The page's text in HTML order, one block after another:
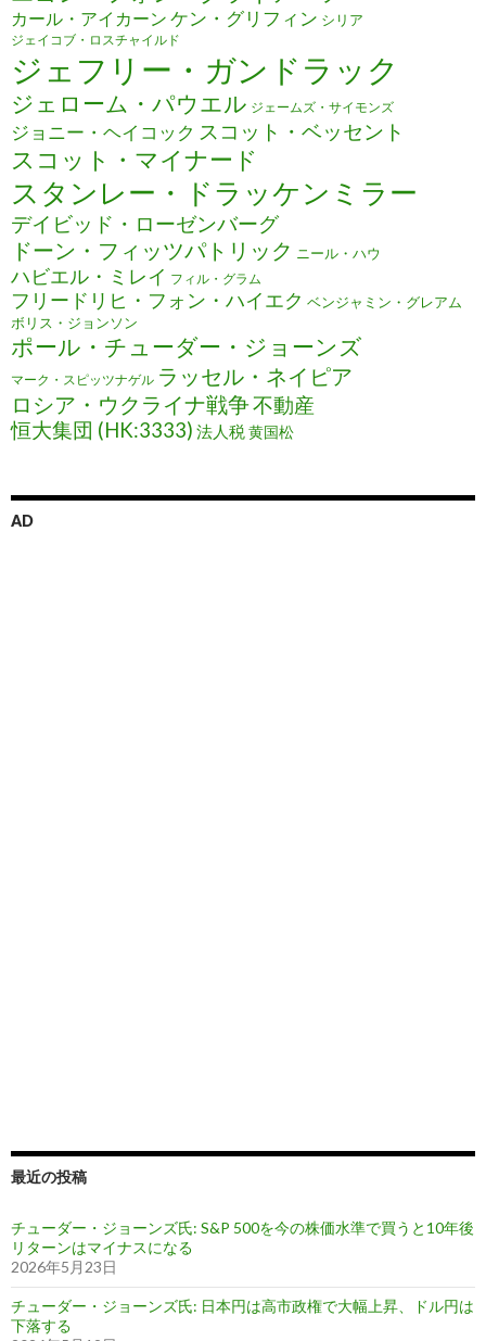
カール・アイカーン ケン・グリフィン シリア
ジェイコブ・ロスチャイルド
ジェフリー・ガンドラック
ジェローム・パウエル ジェームズ・サイモンズ
ジョニー・ヘイコック スコット・ベッセント
スコット・マイナード
スタンレー・ドラッケンミラー
デイビッド・ローゼンバーグ
ドーン・フィッツパトリック ニール・ハウ
ハビエル・ミレイ フィル・グラム
フリードリヒ・フォン・ハイエク ベンジャミン・グレアム
ボリス・ジョンソン
ポール・チューダー・ジョーンズ
マーク・スピッツナゲル ラッセル・ネイピア
ロシア・ウクライナ戦争不動産
恒大集団 (HK:3333) 法人税黄国松
AD
最近の投稿
チューダー・ジョーンズ氏: S&P 500を今の株価水準で買うと10年後
リターンはマイナスになる
2026年5月23日
チューダー・ジョーンズ氏: 日本円は高市政権で大幅上昇、ドル円は
下落する